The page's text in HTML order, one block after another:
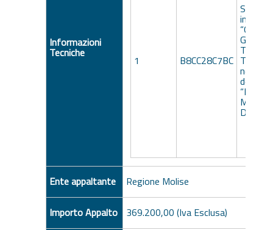
Informazioni
Tecniche
1 B8CC28C7BC
Servizi
Ente appaltante Regione Molise
Importo Appalto
369.200,00 (Iva Esclusa)